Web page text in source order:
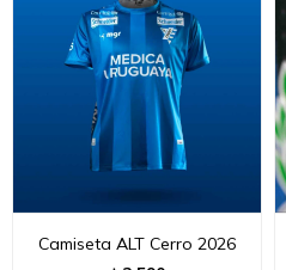
Camiseta ALT Cerro 2026